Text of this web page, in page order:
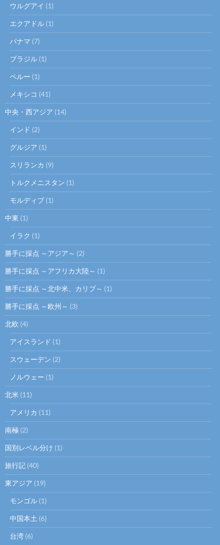
ウルグアイ (1)
エクアドル (1)
パナマ (7)
ブラジル (1)
ペルー (1)
メキシコ (41)
中央・西アジア (14)
インド (2)
グルジア (1)
スリランカ (9)
トルクメニスタン (1)
モルディブ (1)
中東 (1)
イラク (1)
勝手に採点 ～アジア～ (2)
勝手に採点 ～アフリカ大陸～ (1)
勝手に採点 ～北中米、カリブ～ (1)
勝手に採点 ～欧州～ (3)
北欧 (4)
アイスランド (1)
スウェーデン (2)
ノルウェー (1)
北米 (11)
アメリカ (11)
南極 (2)
国別レベル分け (1)
旅行記 (40)
東アジア (19)
モンゴル (1)
中国本土 (6)
台湾 (6)